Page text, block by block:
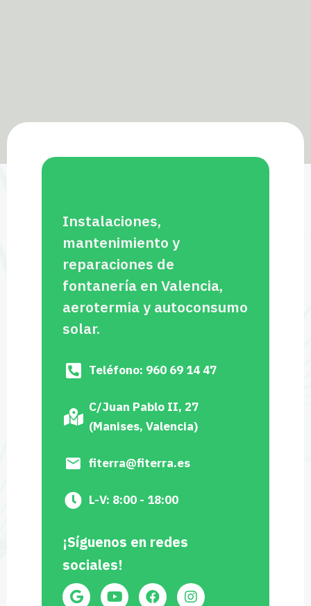
Instalaciones,
mantenimiento y
reparaciones de
fontanería en Valencia,
aerotermia y autoconsumo
solar.
Teléfono: 960 69 14 47
C/Juan Pablo II, 27
(Manises, Valencia)
fiterra@fiterra.es
L-V: 8:00 - 18:00
¡Síguenos en redes
sociales!